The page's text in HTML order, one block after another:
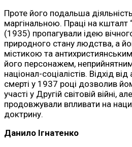
Проте його подальша
маргінальною. Праці на кшталт
(1935) пропагували ідею
природного стану людства, а
містикою та
його персонажем,
націонал-соціалістів. Відхід
смерті у 1937 році дозволив
участі у Другій світовій війні,
продовжували впливати на
доктрину.
Данило Ігнатенко